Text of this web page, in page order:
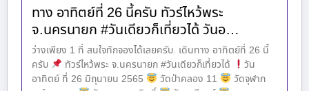
ทาง อาทิตย์ที่ 26 นี้ครับ ทัวร์ไหว้พระ
จ.นครนายก #วันเดียวก็เที่ยวได้ วันอ…
ว่างเพียง 1 ที่ สนใจทักจองได้เลยครับ. เดินทาง อาทิตย์ที่ 26 นี้
ครับ
ทัวร์ไหว้พระ จ.นครนายก #วันเดียวก็เที่ยวได้
วัน
อาทิตย์ ที่ 26 มิถุนายน 2565
วัดป่าคลอง 11
วัดจุฬาภ